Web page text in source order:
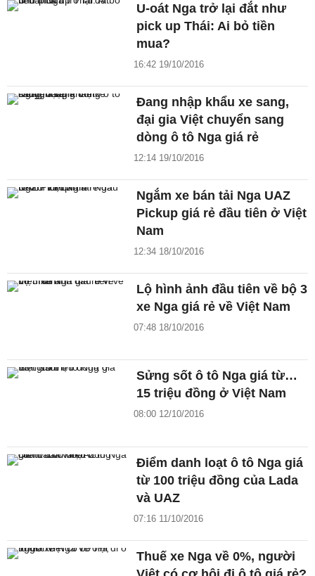
U-oát Nga trở lại đắt như
pick up Thái: Ai bỏ tiền
mua?
16:42 19/10/2016
Đang nhập khẩu xe sang,
đại gia Việt chuyển sang
dòng ô tô Nga giá rẻ
12:14 19/10/2016
Ngắm xe bán tải Nga UAZ
Pickup giá rẻ đầu tiên ở Việt
Nam
12:34 18/10/2016
Lộ hình ảnh đầu tiên về bộ 3
xe Nga giá rẻ về Việt Nam
07:48 18/10/2016
Sửng sốt ô tô Nga giá từ…
15 triệu đồng ở Việt Nam
08:00 12/10/2016
Điểm danh loạt ô tô Nga giá
từ 100 triệu đồng của Lada
và UAZ
07:16 11/10/2016
Thuế xe Nga về 0%, người